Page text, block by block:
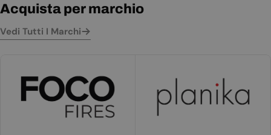
Acquista per marchio
Vedi Tutti I Marchi